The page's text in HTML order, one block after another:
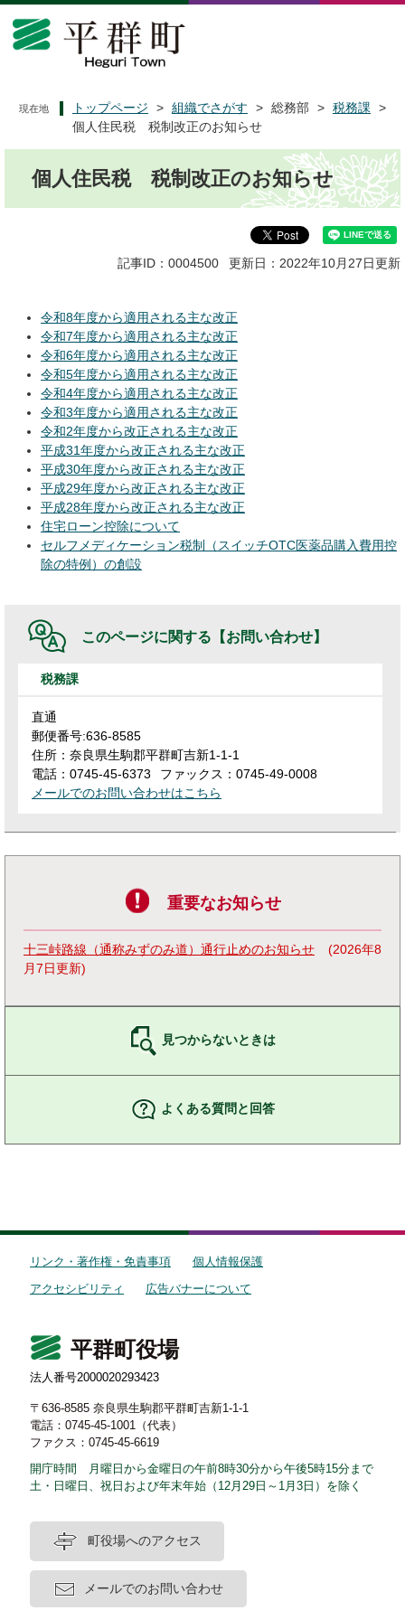
ペ
メ
現在地 トップページ > 組織でさがす > 総務部 > 税務課
>
個人住民税 税制改正のお知らせ
個人住民税 税制改正のお知らせ
記事ID：0004500 更新日：2022年10月27日更新
令和8年度から適用される主な改正
令和7年度から適用される主な改正
令和6年度から適用される主な改正
令和5年度から適用される主な改正
令和4年度から適用される主な改正
令和3年度から適用される主な改正
令和2年度から改正される主な改正
平成31年度から改正される主な改正
平成30年度から改正される主な改正
平成29年度から改正される主な改正
平成28年度から改正される主な改正
住宅ローン控除について
セルフメディケーション税制（スイッチOTC医薬品購入費用控
除の特例）の創設
このページに関する 【お問い合わせ】
税務課
直通
郵便番号:636-8585
住所：奈良県生駒郡平群町吉新1-1-1
電話：0745-45-6373
ファックス：0745-49-0008
メールでのお問い合わせはこちら
重要なお知らせ
十三峠路線（通称みずのみ道）通行止めのお知らせ
2026年8
月7日更新
見つからないときは
よくある質問と回答
リンク・著作権・免責事項
個人情報保護
アクセシビリティ
広告バナーについて
平群町役場
法人番号2000020293423
〒636-8585 奈良県生駒郡平群町吉新1-1-1
電話：0745-45-1001（代表）
ファクス：0745-45-6619
開庁時間 月曜日から金曜日の午前8時30分から午後5時15分まで
土・日曜日、祝日および年末年始（12月29日～1月3日）を除く
町役場へのアクセス
メールでのお問い合わせ